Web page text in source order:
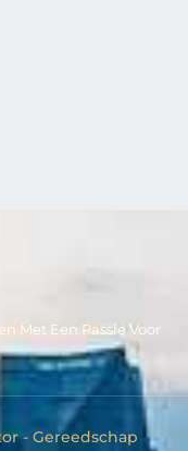
Met Een Passie Voor
- Gereedschap